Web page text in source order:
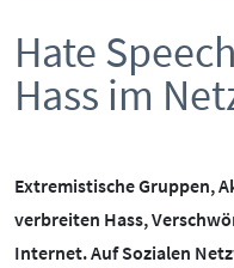
Hate
Hass im
Extremistische Gruppen,
verbreiten Hass,
Internet. Auf Sozialen
INITIATIVE
PARTNER
BEIRAT
MEDIENKURSE
ONLINE-GAME
MEDIATHEK
Soziale Netzwerke
Filme & Serien
Hörmedien